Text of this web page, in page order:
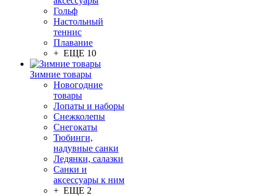
Гольф
Настольный
теннис
Плавание
+ ЕЩЕ 10
Зимние товары
Новогодние
товары
Лопаты и наборы
Снежколепы
Снегокаты
Тюбинги,
надувные санки
Ледянки, салазки
Санки и
аксессуары к ним
+ ЕЩЕ 2